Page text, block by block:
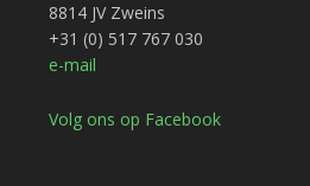
8814 JV Zweins
+31 (0) 517 767 030
e-mail
Volg ons op Facebook